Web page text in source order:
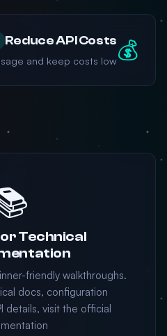
💰
Reduce API Costs
and keep costs low.
Technical
friendly walkthroughs.
docs, configuration
details, visit the official